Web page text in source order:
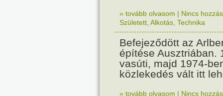
» tovább olvasom | Nincs
Született Alkotás Technika
Befejeződött az
építése Ausztriában.
vasúti, majd 1974-
közlekedés vált itt
» tovább olvasom | Nincs